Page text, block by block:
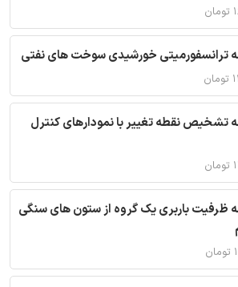
ترانسفورمیتی خورشیدی سوخت های نفتی
تشخیص نقطه تغییر با نمودارهای کنترل
ظرفیت باربری یک گروه از ستون های سنگی